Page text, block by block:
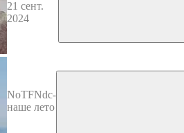
21 сент.
2024
NoTFNdc-
наше лето